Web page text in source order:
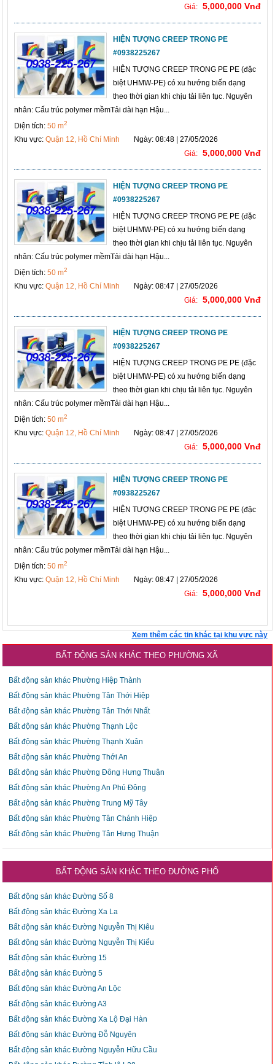
Giá: 5,000,000 Vnđ
HIỆN TƯỢNG CREEP TRONG PE
#0938225267
HIỆN TƯỢNG CREEP TRONG PE PE (đặc
biệt UHMW-PE) có xu hướng biến dạng
theo thời gian khi chịu tải liên tục. Nguyên
nhân: Cấu trúc polymer mềmTải dài hạn Hậu...
Diện tích:50 m2
Khu vực:Quận 12, Hồ Chí Minh
Ngày: 08:48 | 27/05/2026
Giá: 5,000,000 Vnđ
HIỆN TƯỢNG CREEP TRONG PE
#0938225267
HIỆN TƯỢNG CREEP TRONG PE PE (đặc
biệt UHMW-PE) có xu hướng biến dạng
theo thời gian khi chịu tải liên tục. Nguyên
nhân: Cấu trúc polymer mềmTải dài hạn Hậu...
Diện tích:50 m2
Khu vực:Quận 12, Hồ Chí Minh
Ngày: 08:47 | 27/05/2026
Giá: 5,000,000 Vnđ
HIỆN TƯỢNG CREEP TRONG PE
#0938225267
HIỆN TƯỢNG CREEP TRONG PE PE (đặc
biệt UHMW-PE) có xu hướng biến dạng
theo thời gian khi chịu tải liên tục. Nguyên
nhân: Cấu trúc polymer mềmTải dài hạn Hậu...
Diện tích:50 m2
Khu vực:Quận 12, Hồ Chí Minh
Ngày: 08:47 | 27/05/2026
Giá: 5,000,000 Vnđ
HIỆN TƯỢNG CREEP TRONG PE
#0938225267
HIỆN TƯỢNG CREEP TRONG PE PE (đặc
biệt UHMW-PE) có xu hướng biến dạng
theo thời gian khi chịu tải liên tục. Nguyên
nhân: Cấu trúc polymer mềmTải dài hạn Hậu...
Diện tích:50 m2
Khu vực:Quận 12, Hồ Chí Minh
Ngày: 08:47 | 27/05/2026
Giá: 5,000,000 Vnđ
Xem thêm các tin khác tại khu vực này
BẤT ĐỘNG SẢN KHÁC THEO PHƯỜNG XÃ
Bất động sản khác Phường Hiệp Thành
Bất động sản khác Phường Tân Thới Hiệp
Bất động sản khác Phường Tân Thới Nhất
Bất động sản khác Phường Thạnh Lộc
Bất động sản khác Phường Thạnh Xuân
Bất động sản khác Phường Thới An
Bất động sản khác Phường Đông Hưng Thuận
Bất động sản khác Phường An Phú Đông
Bất động sản khác Phường Trung Mỹ Tây
Bất động sản khác Phường Tân Chánh Hiệp
Bất động sản khác Phường Tân Hưng Thuận
BẤT ĐỘNG SẢN KHÁC THEO ĐƯỜNG PHỐ
Bất động sản khác Đường Số 8
Bất động sản khác Đường Xa La
Bất động sản khác Đường Nguyễn Thị Kiêu
Bất động sản khác Đường Nguyễn Thị Kiểu
Bất động sản khác Đường 15
Bất động sản khác Đường 5
Bất động sản khác Đường An Lộc
Bất động sản khác Đường A3
Bất động sản khác Đường Xa Lộ Đại Hàn
Bất động sản khác Đường Đỗ Nguyên
Bất động sản khác Đường Nguyễn Hữu Cầu